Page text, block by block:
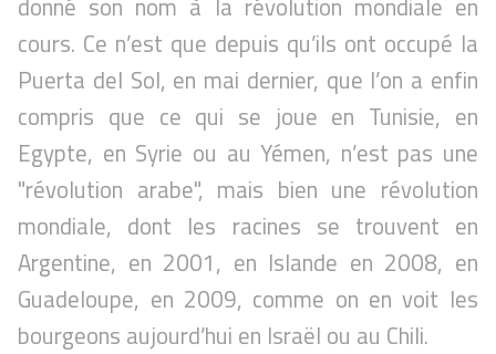
donné son nom à la révolution mondiale en
cours. Ce n’est que depuis qu’ils ont occupé la
Puerta del Sol, en mai dernier, que l’on a enfin
compris que ce qui se joue en Tunisie, en
Egypte, en Syrie ou au Yémen, n’est pas une
"révolution arabe", mais bien une révolution
mondiale, dont les racines se trouvent en
Argentine, en 2001, en Islande en 2008, en
Guadeloupe, en 2009, comme on en voit les
bourgeons aujourd’hui en Israël ou au Chili.